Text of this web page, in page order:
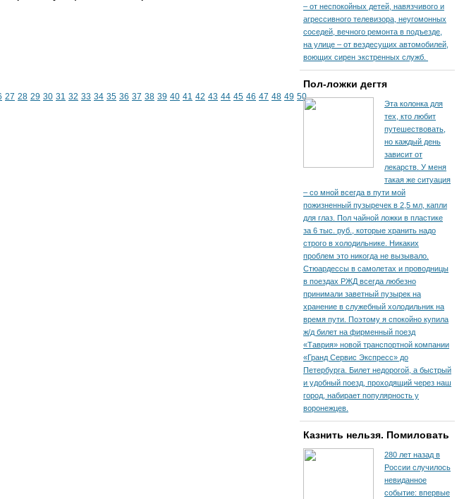
27 28 29 30 31 32 33 34 35 36 37 38 39 40 41 42 43 44 45 46 47 48 49 50
– от неспокойных детей, навязчивого и
агрессивного телевизора, неугомонных
соседей, вечного ремонта в подъезде,
на улице – от вездесущих автомобилей,
воющих сирен экстренных служб.
Пол-ложки дегтя
Эта колонка для
тех, кто любит
путешествовать,
но каждый день
зависит от
лекарств. У меня
такая же ситуация
– со мной всегда в пути мой
пожизненный пузыречек в 2,5 мл, капли
для глаз. Пол чайной ложки в пластике
за 6 тыс. руб., которые хранить надо
строго в холодильнике. Никаких
проблем это никогда не вызывало.
Стюардессы в самолетах и проводницы
в поездах РЖД всегда любезно
принимали заветный пузырек на
хранение в служебный холодильник на
время пути. По­этому я спокойно купила
ж/д билет на фирменный поезд
«Таврия» новой транспортной компании
«Гранд Сервис Экспресс» до
Петербурга. Билет недорогой, а быстрый
и удобный поезд, проходящий через наш
город, набирает популярность у
воронежцев.
Казнить нельзя. Помиловать
280 лет назад в
России случилось
невиданное
событие: впервые